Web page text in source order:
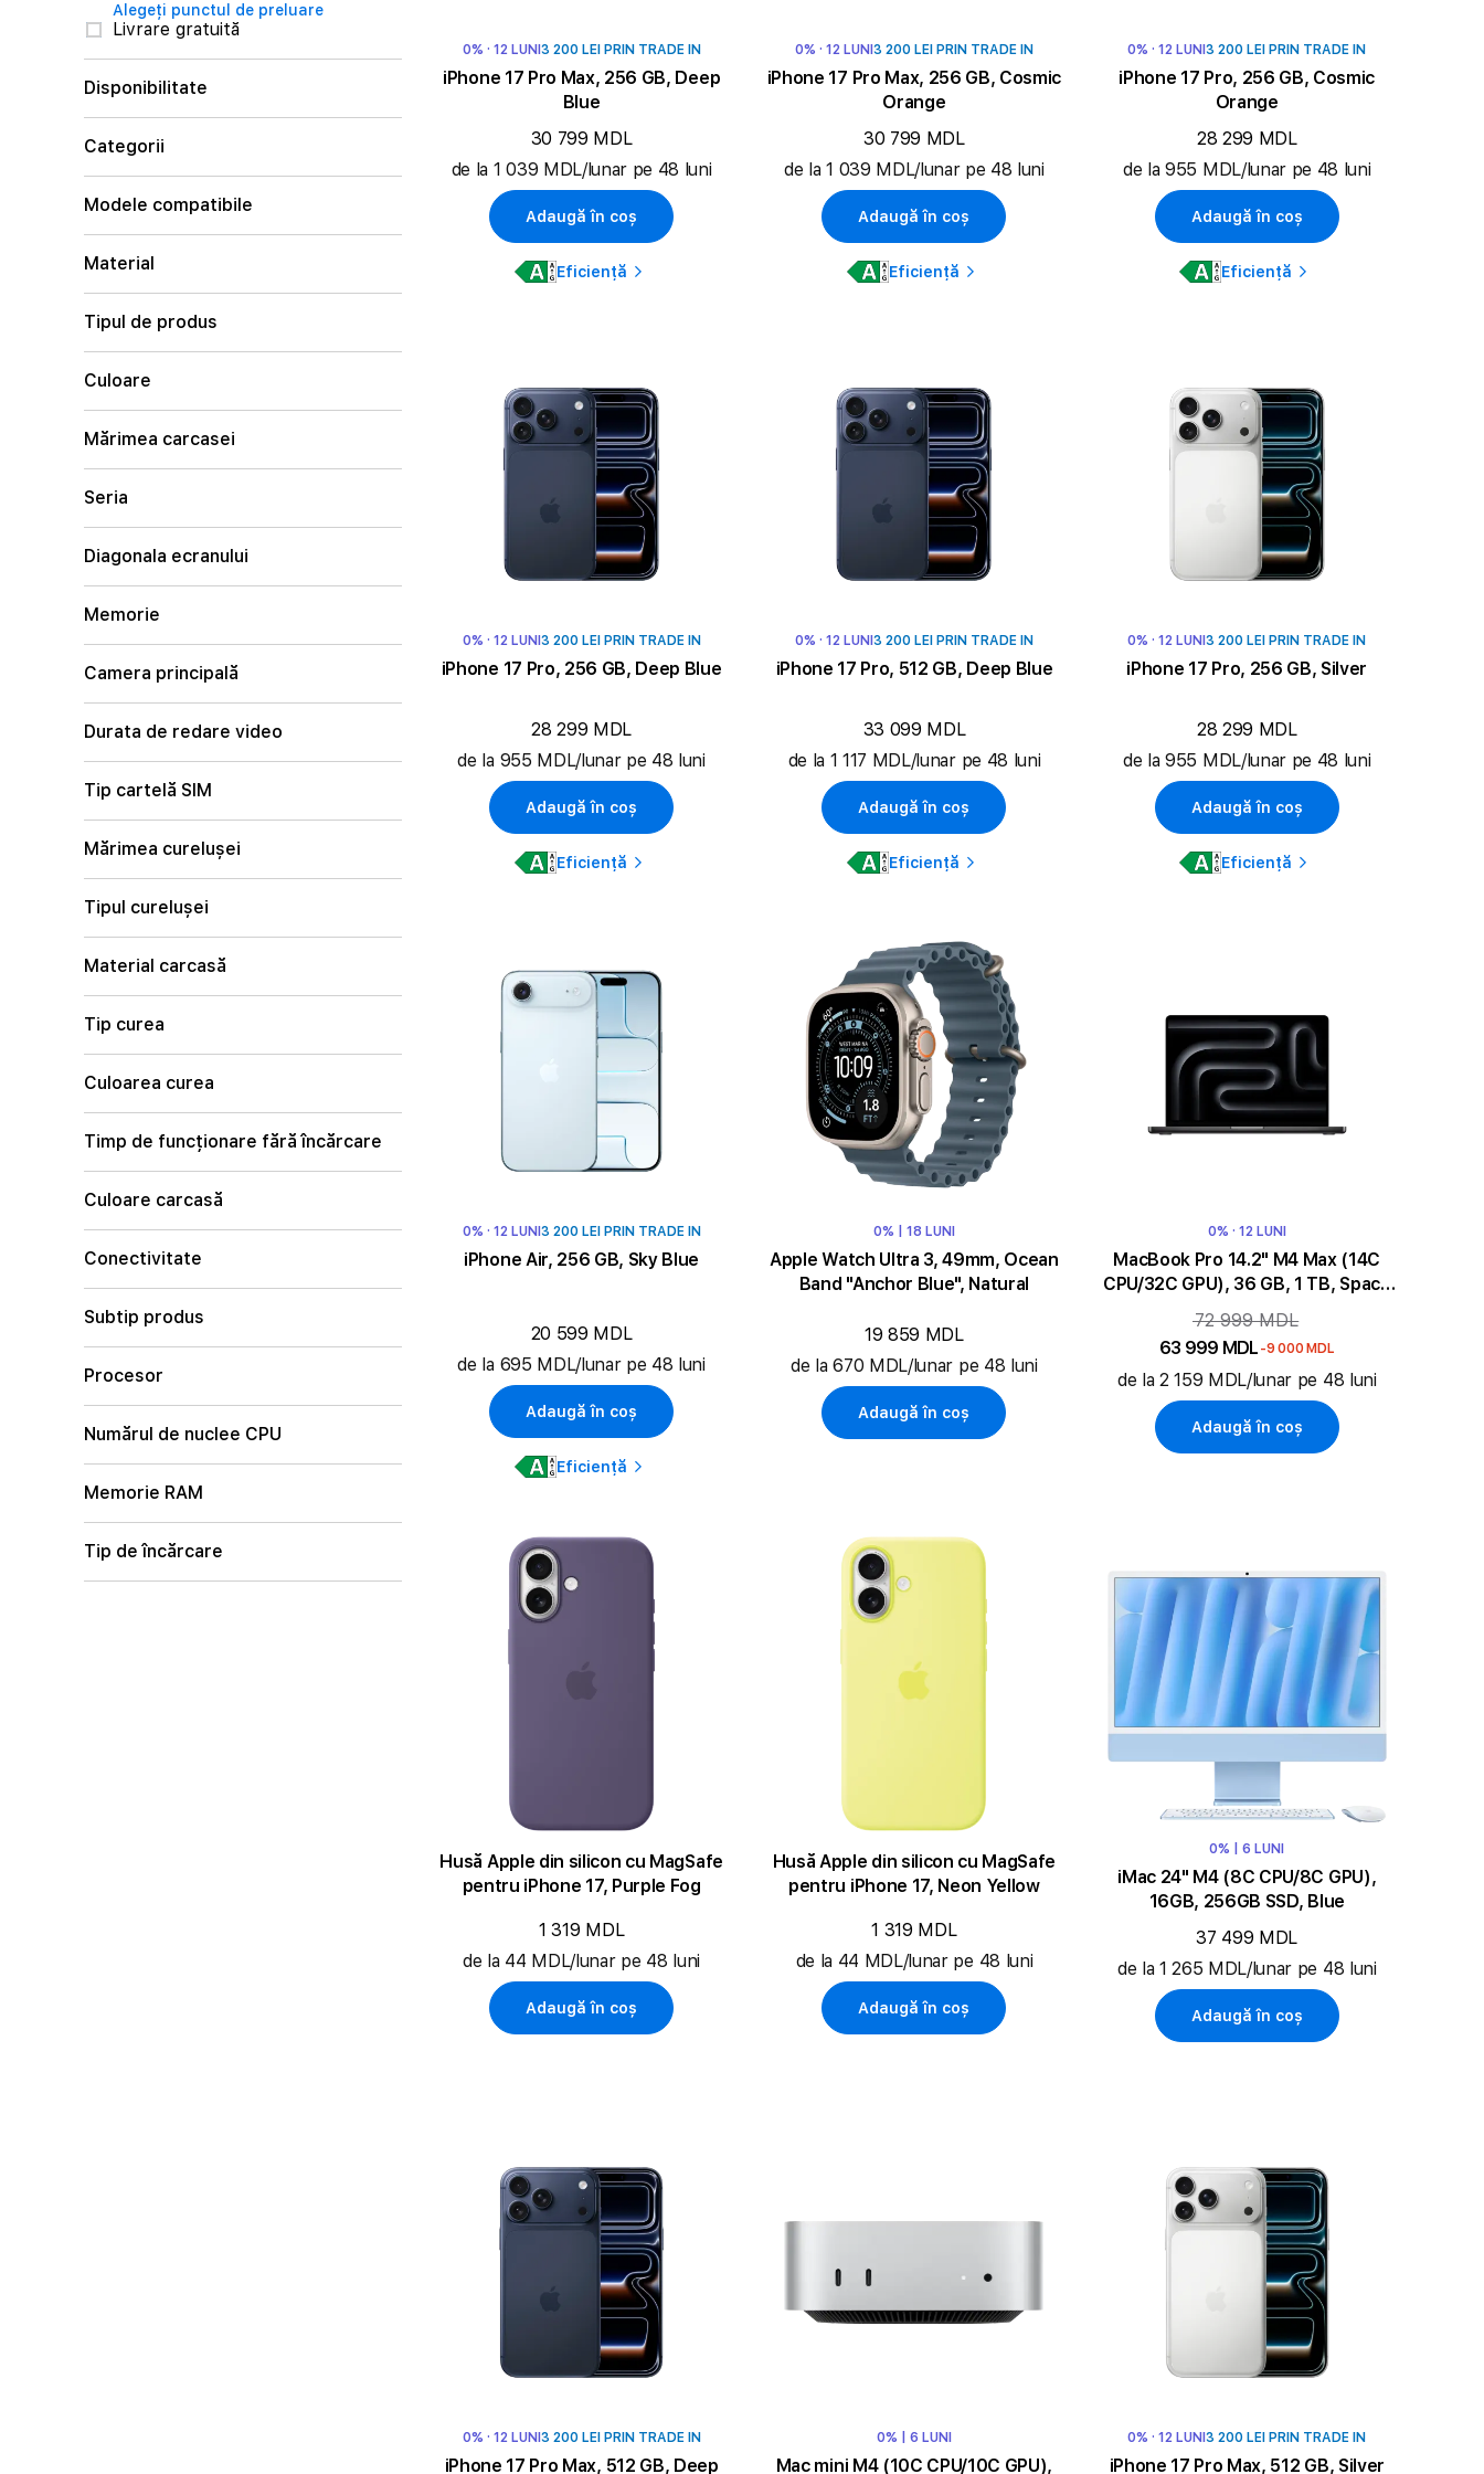
Alegeți punctul de preluare
Livrare gratuită
Disponibilitate
Categorii
Modele compatibile
Material
Tipul de produs
Culoare
Mărimea carcasei
Seria
Diagonala ecranului
Memorie
Camera principală
Durata de redare video
Tip cartelă SIM
Mărimea curelușei
Tipul curelușei
Material carcasă
Tip curea
Culoarea curea
Timp de funcționare fără încărcare
Culoare carcasă
Conectivitate
Subtip produs
Procesor
Numărul de nuclee CPU
Memorie RAM
Tip de încărcare
0% · 12 LUNI 3 200 LEI PRIN TRADE IN
iPhone 17 Pro Max, 256 GB, Deep
Blue
30 799 MDL
de la 1 039 MDL/lunar pe 48 luni
Adaugă în coș
Eficiență
0% · 12 LUNI 3 200 LEI PRIN TRADE IN
iPhone 17 Pro Max, 256 GB, Cosmic
Orange
30 799 MDL
de la 1 039 MDL/lunar pe 48 luni
Adaugă în coș
Eficiență
0% · 12 LUNI3 200 LEI PRIN TRADE IN
iPhone 17 Pro, 256 GB, Cosmic
Orange
28 299 MDL
de la 955 MDL/lunar pe 48 luni
Adaugă în coș
Eficiență
0% · 12 LUNI 3 200 LEI PRIN TRADE IN
iPhone 17 Pro, 256 GB, Deep Blue
28 299 MDL
de la 955 MDL/lunar pe 48 luni
Adaugă în coș
Eficiență
0% · 12 LUNI 3 200 LEI PRIN TRADE IN
iPhone 17 Pro, 512 GB, Deep Blue
33 099 MDL
de la 1 117 MDL/lunar pe 48 luni
Adaugă în coș
Eficiență
0% · 12 LUNI3 200 LEI PRIN TRADE IN
iPhone 17 Pro, 256 GB, Silver
28 299 MDL
de la 955 MDL/lunar pe 48 luni
Adaugă în coș
Eficiență
0% · 12 LUNI 3 200 LEI PRIN TRADE IN
iPhone Air, 256 GB, Sky Blue
20 599 MDL
de la 695 MDL/lunar pe 48 luni
Adaugă în coș
Eficiență
0% | 18 LUNI
Apple Watch Ultra 3, 49mm, Ocean
Band "Anchor Blue", Natural
19 859 MDL
de la 670 MDL/lunar pe 48 luni
Adaugă în coș
0% · 12 LUNI
MacBook Pro 14.2" M4 Max (14C
CPU/32C GPU), 36 GB, 1 TB, Space
Black
72 999 MDL
63 999 MDL -9 000 MDL
de la 2 159 MDL/lunar pe 48 luni
Adaugă în coș
Husă Apple din silicon cu MagSafe
pentru iPhone 17, Purple Fog
1 319 MDL
de la 44 MDL/lunar pe 48 luni
Adaugă în coș
Husă Apple din silicon cu MagSafe
pentru iPhone 17, Neon Yellow
1 319 MDL
de la 44 MDL/lunar pe 48 luni
Adaugă în coș
0% | 6 LUNI
iMac 24" M4 (8C CPU/8C GPU),
16GB, 256GB SSD, Blue
37 499 MDL
de la 1 265 MDL/lunar pe 48 luni
Adaugă în coș
0% · 12 LUNI3 200 LEI PRIN TRADE IN
iPhone 17 Pro Max, 512 GB, Deep
0% | 6 LUNI
Mac mini M4 (10C CPU/10C GPU),
0% · 12 LUNI3 200 LEI PRIN TRADE IN
iPhone 17 Pro Max, 512 GB, Silver